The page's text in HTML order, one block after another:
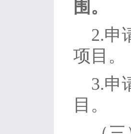
围。
2.申
项目。
3.申
目。